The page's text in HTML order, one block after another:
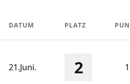
DATUM PLATZ
21.Juni. 2